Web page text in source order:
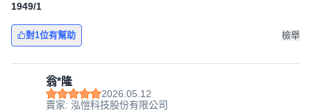
256GB
1949/1
對1位有幫助 檢舉
翁*隆
2026.05.12
賣家: 泓愷科技股份有限公司